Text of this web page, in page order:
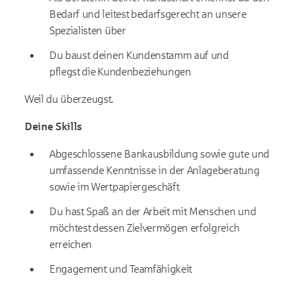
Bedarf und leitest bedarfsgerecht an unsere
Spezialisten über
Du baust deinen Kundenstamm auf und
pflegst die Kundenbeziehungen
Weil du überzeugst.
Deine Skills
Abgeschlossene Bankausbildung sowie gute und
umfassende Kenntnisse in der Anlageberatung
sowie im Wertpapiergeschäft
Du hast Spaß an der Arbeit mit Menschen und
möchtest dessen Zielvermögen erfolgreich
erreichen
Engagement und Teamfähigkeit